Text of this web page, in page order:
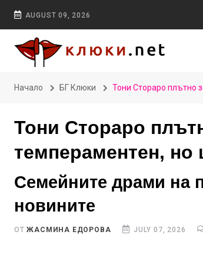
AUGUST 09, 2026
Начало БГ Клюки Тони Стораро плътно
Тони Стораро
темпераментен, но
Семейните драми на
новините
ОТЖАСМИНА ЕДОРОВА JULY 07, 2026